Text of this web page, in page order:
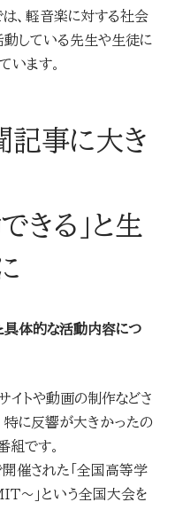
は、軽音楽に対する社会
動している先生や生徒に
います。
記事に大き
きる」と生
体的な活動内容につ
イトや動画の制作などさ
特に反響が大きかったの
組です。
催された「全国高等学
～」という全国大会を